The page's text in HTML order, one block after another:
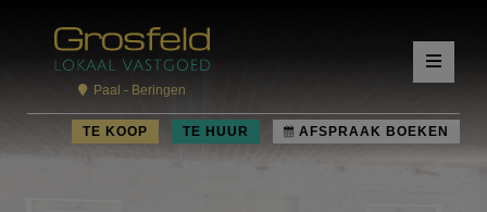
Paal - Beringen
TE KOOP TE HUUR AFSPRAAK BOEKEN